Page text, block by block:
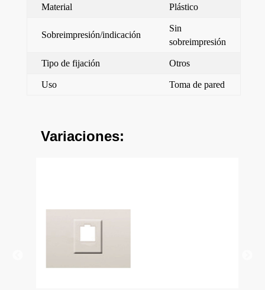
Material Plástico
Sobreimpresión/indicación
Sin
sobreimpresión
Tipo de fijación Otros
Uso Toma de pared
Variaciones: